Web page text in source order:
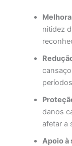
nitidez
danos
afetar a
Apoio à